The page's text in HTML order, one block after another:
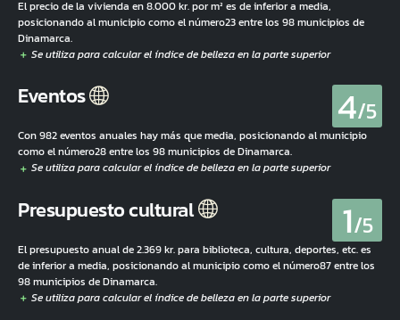
El precio de la vivienda en 8.000 kr. por m² es de inferior a media,
posicionando al municipio como el número23 entre los 98 municipios de
Dinamarca.
Eventos 4/5
Con 982 eventos anuales hay más que media, posicionando al municipio
como el número28 entre los 98 municipios de Dinamarca.
Presupuesto cultural 1/5
El presupuesto anual de 2.369 kr. para biblioteca, cultura, deportes, etc. es
de inferior a media, posicionando al municipio como el número87 entre los
98 municipios de Dinamarca.